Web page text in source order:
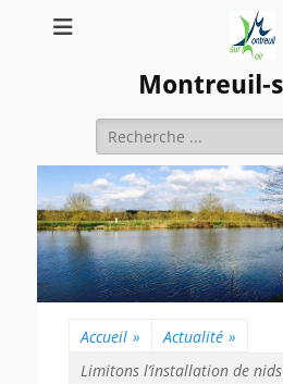
Montreuil-
Rechercher :
Accueil » Actualité »
Limitons l’installation de